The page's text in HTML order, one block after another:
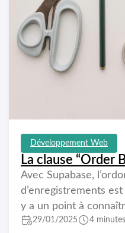
Développement Web
La clause “Order
Avec Supabase,
d’enregistrements
y a un point à
29/01/2025 4